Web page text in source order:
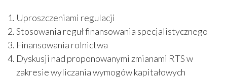
Uproszczeniami regulacji
Stosowania reguł finansowania specjalistycznego
Finansowania rolnictwa
Dyskusji nad proponowanymi zmianami RTS w
zakresie wyliczania wymogów kapitałowych